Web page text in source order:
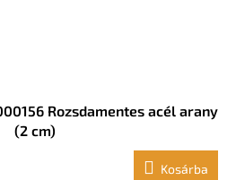
Rozsdamentes acél arany
(2 cm)
Kosárba